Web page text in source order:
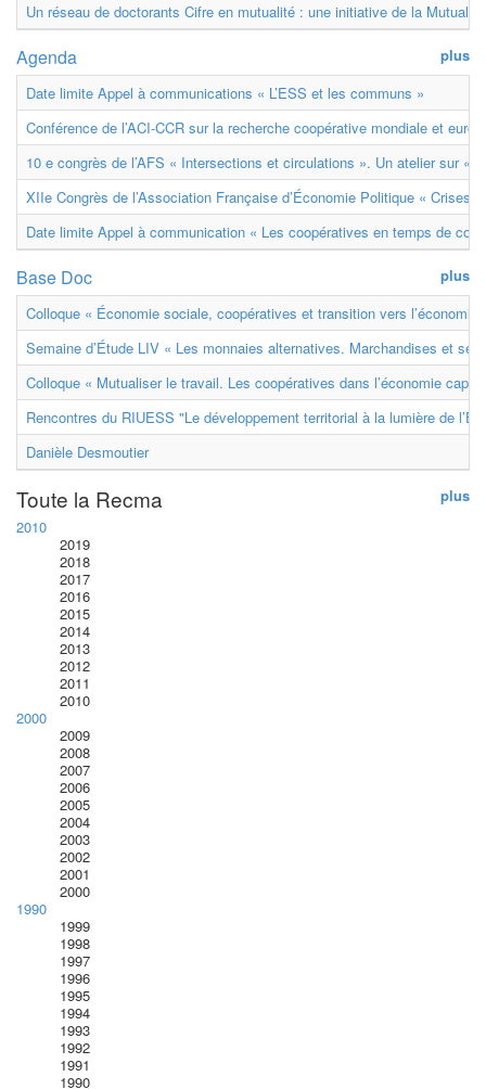
Un réseau de doctorants Cifre en mutualité : une initiative de la
plus
Agenda
Date limite Appel à communications « L’ESS et les communs »
Conférence de l’ACI-CCR sur la recherche coopérative mondiale et
10 e congrès de l’AFS « Intersections et circulations ». Un atelier sur «
XIIe Congrès de l’Association Française d’Économie Politique « Crises
Date limite Appel à communication « Les coopératives en temps de
plus
Base Doc
Colloque « Économie sociale, coopératives et transition vers
Semaine d’Étude LIV « Les monnaies alternatives. Marchandises et
Colloque « Mutualiser le travail. Les coopératives dans l’économie
Rencontres du RIUESS "Le développement territorial à la lumière de
Danièle Desmoutier
plus
Toute la Recma
2010
2019
2018
2017
2016
2015
2014
2013
2012
2011
2010
2000
2009
2008
2007
2006
2005
2004
2003
2002
2001
2000
1990
1999
1998
1997
1996
1995
1994
1993
1992
1991
1990